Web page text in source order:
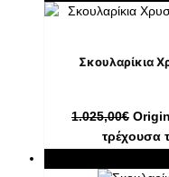
Σκουλαρίκια
1.025,00€
τρέχουσα